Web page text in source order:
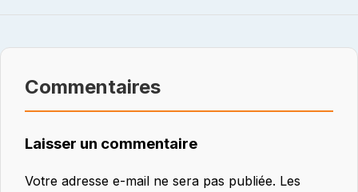
Commentaires
Laisser un commentaire
Votre adresse e-mail ne sera pas publiée. Les